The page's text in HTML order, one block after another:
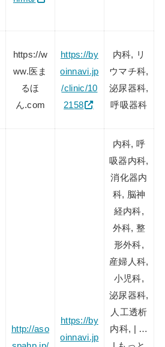
https://w
ww.医ま
るほ
ん.com
https://by
oinnavi.jp
/clinic/10
2158
内科, リ
ウマチ科,
泌尿器科,
呼吸器科
http://aso
https://by
oinnavi.jp
内科, 呼
吸器内科,
消化器内
科, 脳神
経内科,
外科, 整
形外科,
産婦人科,
小児科,
泌尿器科,
人工透析
内科, | …